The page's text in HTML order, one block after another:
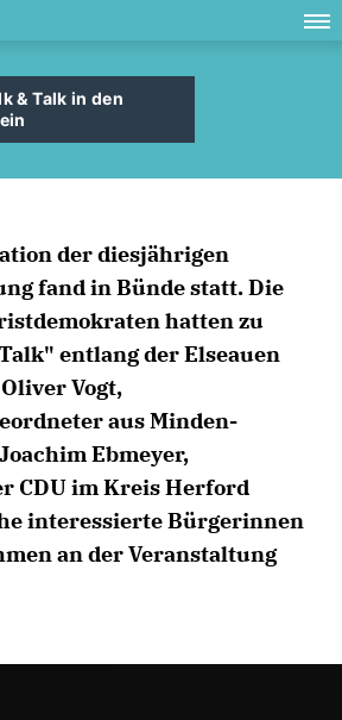
& Talk in den
der diesjährigen
fand in Bünde statt. Die
hatten zu
entlang der Elseauen
Vogt,
aus Minden-
Ebmeyer,
CDU im Kreis Herford
interessierte Bürgerinnen
an der Veranstaltung